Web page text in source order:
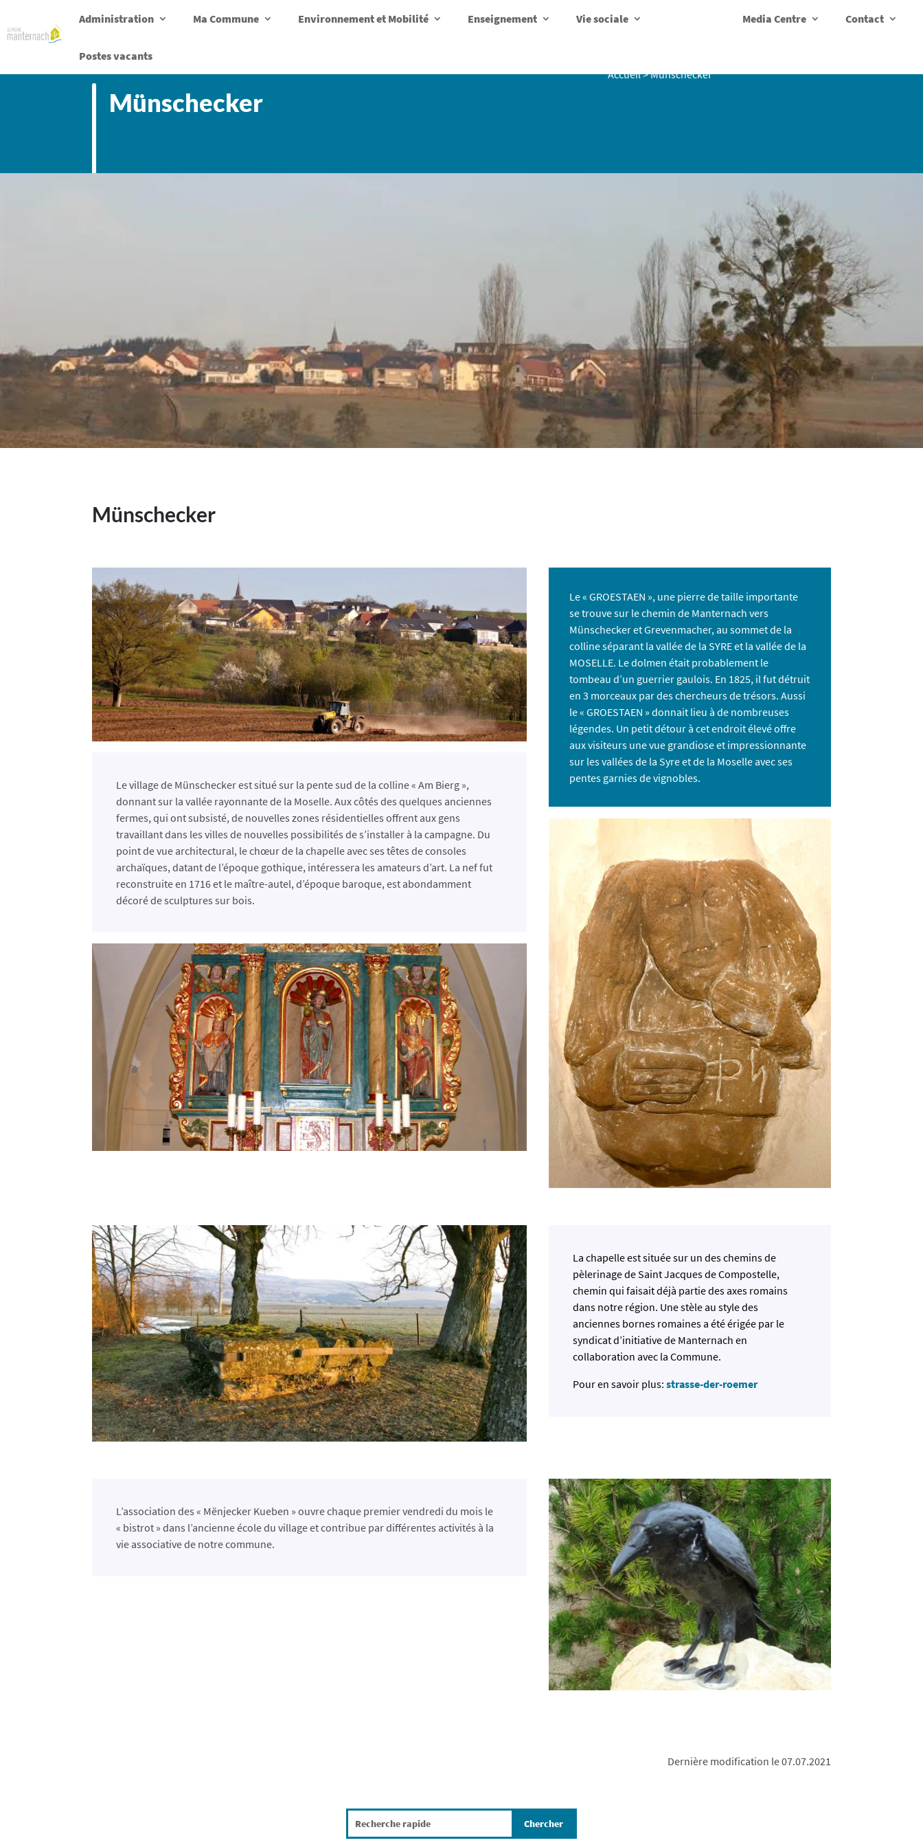
Administration Ma Commune Environnement et Mobilité Enseignement Vie sociale Media Centre Contact
Postes vacants
Münschecker
Accueil>Münschecker
​Münschecker
Le village de Münschecker est situé sur la pente sud de la colline « Am Bierg »,
donnant sur la vallée rayonnante de la Moselle. Aux côtés des quelques anciennes
fermes, qui ont subsisté, de nouvelles zones résidentielles offrent aux gens
travaillant dans les villes de nouvelles possibilités de s’installer à la campagne. Du
point de vue architectural, le chœur de la chapelle avec ses têtes de consoles
archaïques, datant de l’époque gothique, intéressera les amateurs d’art. La nef fut
reconstruite en 1716 et le maître-autel, d’époque baroque, est abondamment
décoré de sculptures sur bois.
Le « GROESTAEN », une pierre de taille importante
se trouve sur le chemin de Manternach vers
Münschecker et Grevenmacher, au sommet de la
colline séparant la vallée de la SYRE et la vallée de la
MOSELLE. Le dolmen était probablement le
tombeau d’un guerrier gaulois. En 1825, il fut détruit
en 3 morceaux par des chercheurs de trésors. Aussi
le « GROESTAEN » donnait lieu à de nombreuses
légendes. Un petit détour à cet endroit élevé offre
aux visiteurs une vue grandiose et impressionnante
sur les vallées de la Syre et de la Moselle avec ses
pentes garnies de vignobles.
La chapelle est située sur un des chemins de
pèlerinage de Saint Jacques de Compostelle,
chemin qui faisait déjà partie des axes romains
dans notre région. Une stèle au style des
anciennes bornes romaines a été érigée par le
syndicat d’initiative de Manternach en
collaboration avec la Commune.
Pour en savoir plus: strasse-der-roemer
L’association des « Mënjecker Kueben » ouvre chaque premier vendredi du mois le
« bistrot » dans l’ancienne école du village et contribue par différentes activités à la
vie associative de notre commune.
Dernière modification le 07.07.2021